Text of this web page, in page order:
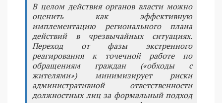
В целом действия органов власти можно
оценить как эффективную
имплементацию регионального плана
действий в чрезвычайных ситуациях.
Переход от фазы экстренного
реагирования к точечной работе по
обращениям граждан («обходы с
жителями») минимизирует риски
административной ответственности
должностных лиц за формальный подход